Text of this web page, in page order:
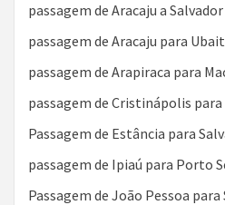
passagem de Aracaju a Salvador
passagem de Aracaju para
passagem de Arapiraca para
passagem de Cristinápolis para
Passagem de Estância para
passagem de Ipiaú para Porto
Passagem de João Pessoa para